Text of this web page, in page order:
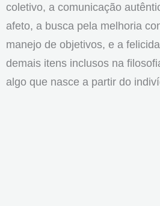
coletivo, a comunicação
afeto, a busca pela melhoria
manejo de objetivos, e a
demais itens inclusos na
algo que nasce a partir do